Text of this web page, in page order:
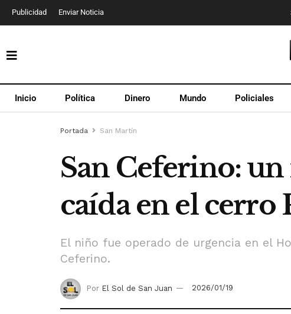
Publicidad Enviar Noticia
Inicio Política Dinero Mundo Policiales
Portada San Martín
San Ceferino:
caída en el cerro
El niño fue operado de urgencia en el
Ceferino.
Por El Sol de San Juan 2026/01/19